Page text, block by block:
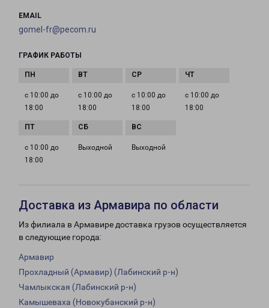
EMAIL
gomel-fr@pecom.ru
ГРАФИК РАБОТЫ
с 10:00 до
18:00
с 10:00 до
18:00
с 10:00 до
18:00
с 10:00 до
18:00
с 10:00 до
18:00
Выходной Выходной
Доставка из Армавира по области
Из филиала в Армавире доставка грузов осуществляется
в следующие города:
Армавир
Прохладный (Армавир) (Лабинский р-н)
Чамлыкская (Лабинский р-н)
Камышеваха (Новокубанский р-н)